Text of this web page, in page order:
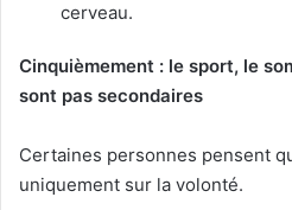
cerveau.
Cinquièmement : le sport, le
sont pas secondaires
Certaines personnes pensent
uniquement sur la volonté.